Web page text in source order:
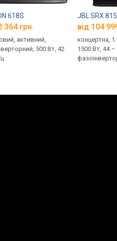
618S
364 грн.
активний,
500 Вт, 42
JBL SRX
від 104
концертна,
1500 Вт, 44 –